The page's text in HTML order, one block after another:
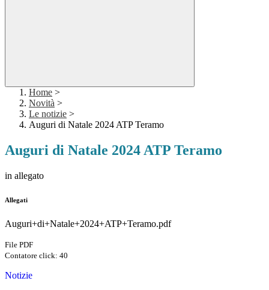
Home >
Novità >
Le notizie >
Auguri di Natale 2024 ATP Teramo
Auguri di Natale 2024 ATP Teramo
in allegato
Allegati
Auguri+di+Natale+2024+ATP+Teramo.pdf
File PDF
Contatore click: 40
Notizie